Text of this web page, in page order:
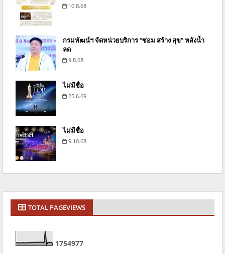
10.8.68
กรมพัฒน์ฯ จัดหน่วยบริการ “ซ่อม สร้าง สุข” หลังน้ำ
ลด
9.8.68
ไม่มีชื่อ
25.6.69
ไม่มีชื่อ
9.10.68
TOTAL PAGEVIEWS
1754977